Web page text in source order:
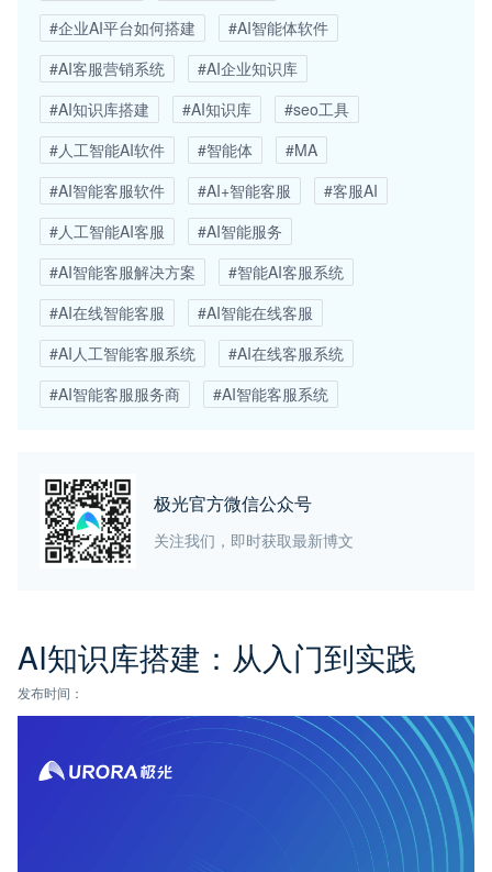
AI知识库搭建：从入门到实践
发布时间：
#企业AI平台如何搭建
#AI智能体软件
#AI客服营销系统
#AI企业知识库
#AI知识库搭建
#AI知识库
#seo工具
#人工智能AI软件
#智能体
#MA
#AI智能客服软件
#AI+智能客服
#客服AI
#人工智能AI客服
#AI智能服务
#AI智能客服解决方案
#智能AI客服系统
#AI在线智能客服
#AI智能在线客服
#AI人工智能客服系统
#AI在线客服系统
#AI智能客服服务商
#AI智能客服系统
极光官方微信公众号
关注我们，即时获取最新博文